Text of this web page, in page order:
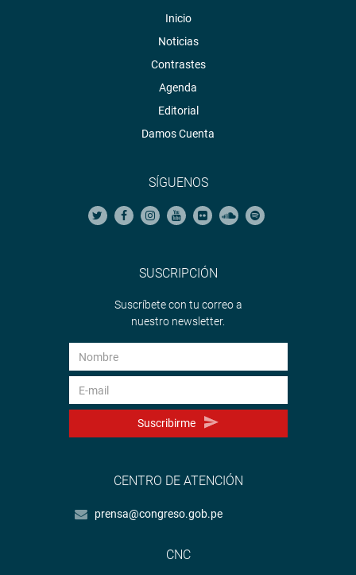
Inicio
Noticias
Contrastes
Agenda
Editorial
Damos Cuenta
SÍGUENOS
SUSCRIPCIÓN
Suscríbete con tu correo a
nuestro newsletter.
Suscribirme
CENTRO DE ATENCIÓN
prensa@congreso.gob.pe
CNC